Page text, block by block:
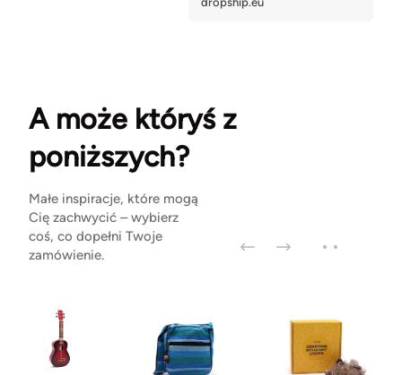
A może któryś z
poniższych?
Małe inspiracje, które mogą
Cię zachwycić – wybierz
coś, co dopełni Twoje
zamówienie.